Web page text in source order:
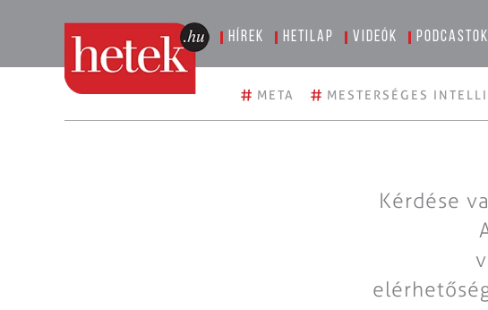
Hírek Hetilap Videók Podcastok
# META # MESTERSÉGES
Kérdése